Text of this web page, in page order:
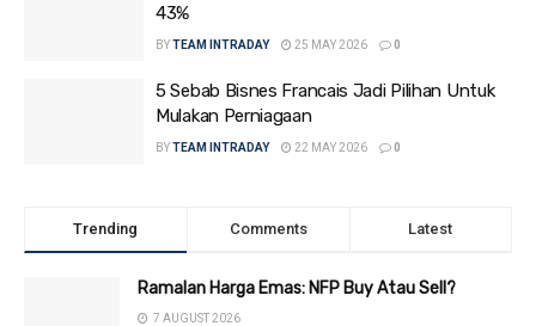
43%
BYTEAM INTRADAY 25 MAY 2026 0
5 Sebab Bisnes Francais Jadi Pilihan Untuk
Mulakan Perniagaan
BYTEAM INTRADAY 22 MAY 2026 0
Trending Comments Latest
Ramalan Harga Emas: NFP Buy Atau Sell?
7 AUGUST 2026